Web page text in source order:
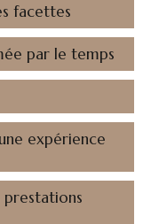
facettes
par le temps
expérience
prestations